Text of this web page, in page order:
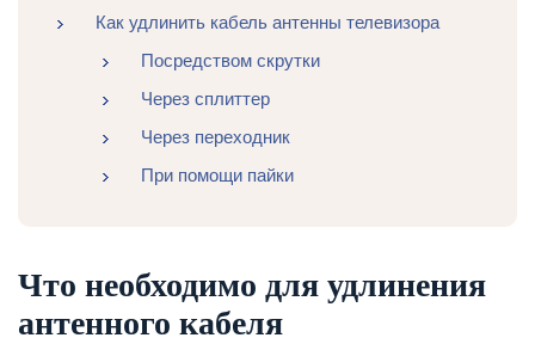
Как удлинить кабель антенны телевизора
Посредством скрутки
Через сплиттер
Через переходник
При помощи пайки
Что необходимо для удлинения
антенного кабеля